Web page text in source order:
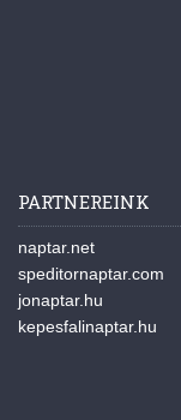
PARTNEREINK
naptar.net
speditornaptar.com
jonaptar.hu
kepesfalinaptar.hu